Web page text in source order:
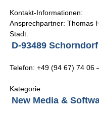
Kontakt-Informationen:
Ansprechpartner: Thomas
Stadt:
D-93489 Schorndorf
Telefon: +49 (94 67) 74 06
Kategorie:
New Media &